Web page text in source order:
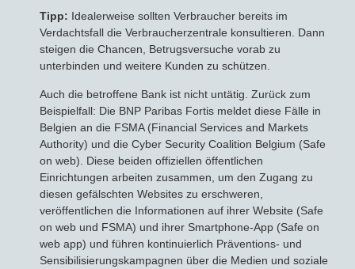
Tipp: Idealerweise sollten Verbraucher bereits im
Verdachtsfall die Verbraucherzentrale konsultieren. Dann
steigen die Chancen, Betrugsversuche vorab zu
unterbinden und weitere Kunden zu schützen.
Auch die betroffene Bank ist nicht untätig. Zurück zum
Beispielfall: Die BNP Paribas Fortis meldet diese Fälle in
Belgien an die FSMA (Financial Services and Markets
Authority) und die Cyber Security Coalition Belgium (Safe
on web). Diese beiden offiziellen öffentlichen
Einrichtungen arbeiten zusammen, um den Zugang zu
diesen gefälschten Websites zu erschweren,
veröffentlichen die Informationen auf ihrer Website (Safe
on web und FSMA) und ihrer Smartphone-App (Safe on
web app) und führen kontinuierlich Präventions- und
Sensibilisierungskampagnen über die Medien und soziale